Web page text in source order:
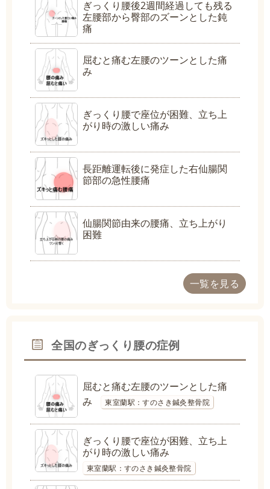
ぎっくり腰後2週間経過しても残る
左腰部から臀部のズーンとした鈍
痛
屈むと痛む左腰のツーンとした痛
み
ぎっくり腰で座位が困難、立ち上
がり時の激しい痛み
長距離運転後に発症した右仙腸関
節部の急性腰痛
仙腸関節由来の腰痛、立ち上がり
困難
一覧を見る
全国のぎっくり腰の症例
屈むと痛む左腰のツーンとした痛
み
東室蘭駅：すのさき鍼灸整骨院
ぎっくり腰で座位が困難、立ち上
がり時の激しい痛み
東室蘭駅：すのさき鍼灸整骨院